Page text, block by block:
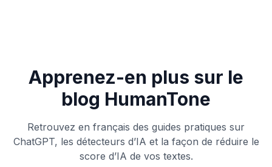
Apprenez-en plus sur le
blog HumanTone
Retrouvez en français des guides pratiques sur
ChatGPT, les détecteurs d’IA et la façon de réduire le
score d’IA de vos textes.